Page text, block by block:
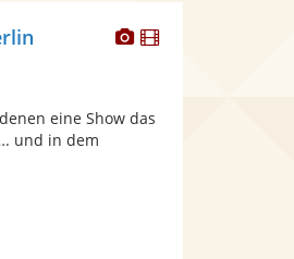
Dieser
Fotos
bereit.
Dieser
eine Show das
und in dem